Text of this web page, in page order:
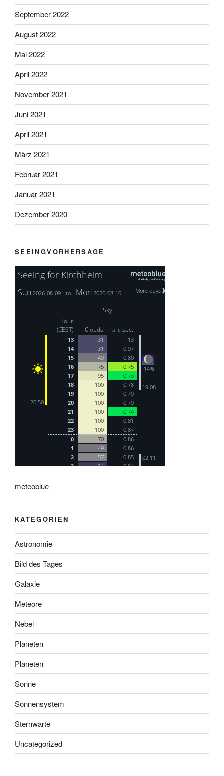
September 2022
August 2022
Mai 2022
April 2022
November 2021
Juni 2021
April 2021
März 2021
Februar 2021
Januar 2021
Dezember 2020
SEEINGVORHERSAGE
meteoblue
KATEGORIEN
Astronomie
Bild des Tages
Galaxie
Meteore
Nebel
Planeten
Planeten
Sonne
Sonnensystem
Sternwarte
Uncategorized